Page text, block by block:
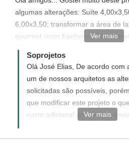
algumas alterações: Suíte
6,00x3,50; transformar a área de
gourmet (com banheiro). Meu
com medida de 14,00x25,00. É
agraço a atenção e parabenizo-os
Ver mais
Soprojetos
Olá José Elias, De acordo com
um de nossos arquitetos as
solicitadas são possíveis,
que modificar este projeto o
custo adicional ao mesmo,
funciona, quais os custos e
Ver mais